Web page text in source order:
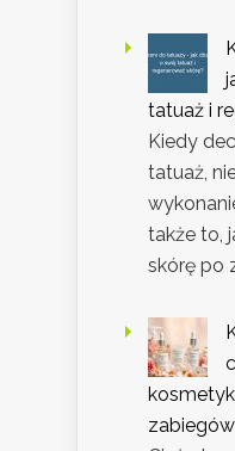
tatuaż i
Kiedy
tatuaż,
także to,
skórę po